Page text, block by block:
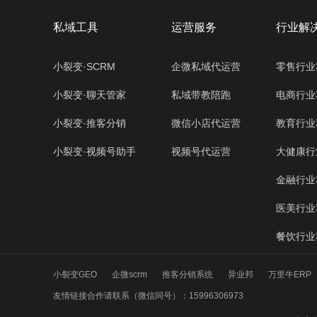
私域工具
小裂变·SCRM
小裂变·聊天管家
小裂变·推客分销
小裂变·视频号助手
运营服务
企微私域代运营
私域带教陪跑
微信小店代运营
视频号代运营
行业解
零售行
电商行
教育行
大健康
金融行
医美行
餐饮行
小裂变GEO 企微scrm 推客分销系统 异业邦 万里牛ERP
友情链接合作请联系（微信同号）：15996306973